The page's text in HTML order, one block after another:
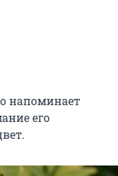
напоминает
его